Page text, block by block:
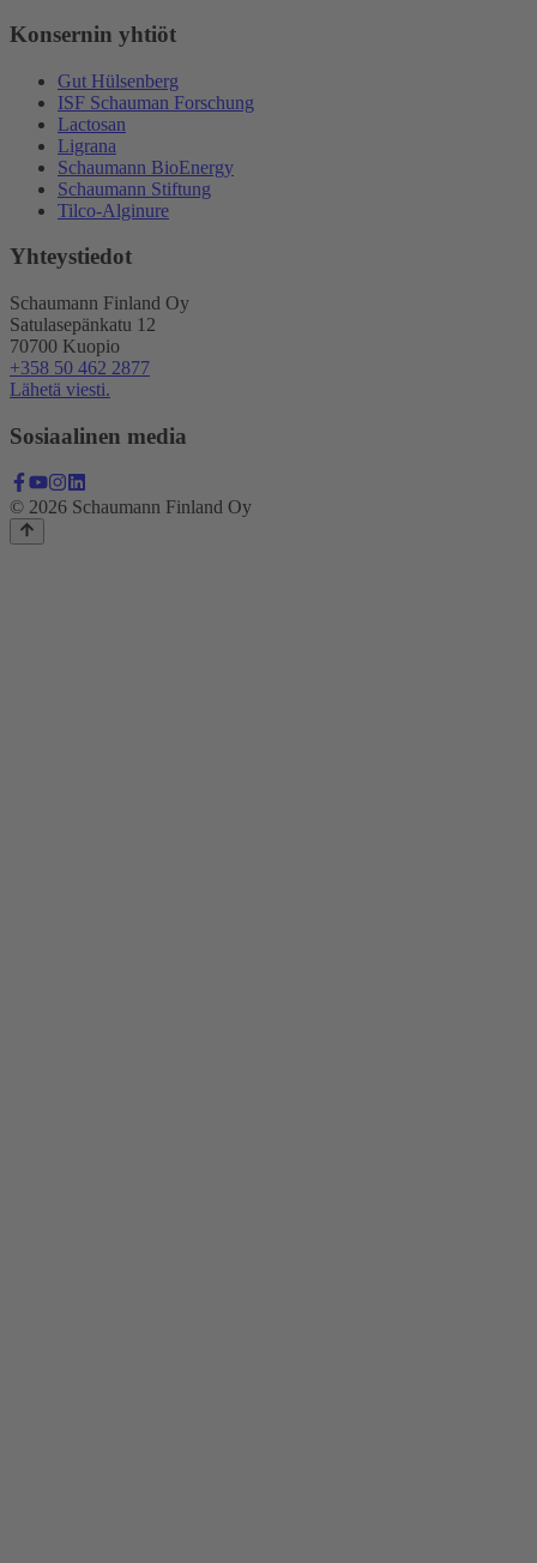
Konsernin yhtiöt
Gut Hülsenberg
ISF Schauman Forschung
Lactosan
Ligrana
Schaumann BioEnergy
Schaumann Stiftung
Tilco-Alginure
Yhteystiedot
Schaumann Finland Oy
Satulasepänkatu 12
70700 Kuopio
+358 50 462 2877
Lähetä viesti.
Sosiaalinen media
© 2026 Schaumann Finland Oy